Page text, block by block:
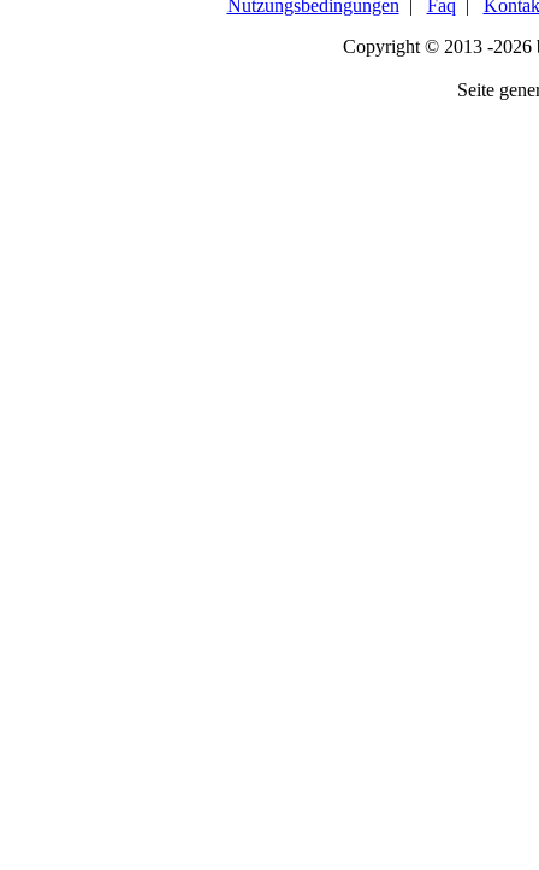
Nutzungsbedingungen Faq
Copyright © 2013 -2026
Seite